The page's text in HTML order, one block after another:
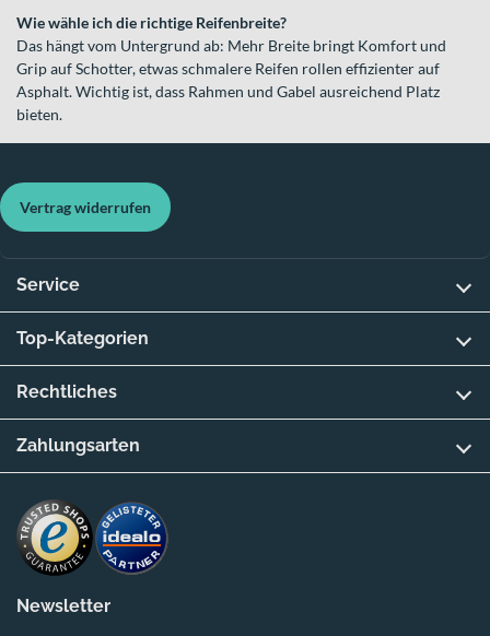
Wie wähle ich die richtige Reifenbreite?
Das hängt vom Untergrund ab: Mehr Breite bringt Komfort und
Grip auf Schotter, etwas schmalere Reifen rollen effizienter auf
Asphalt. Wichtig ist, dass Rahmen und Gabel ausreichend Platz
bieten.
Newsletter
Vertrag widerrufen
Service
Top-Kategorien
Rechtliches
Zahlungsarten